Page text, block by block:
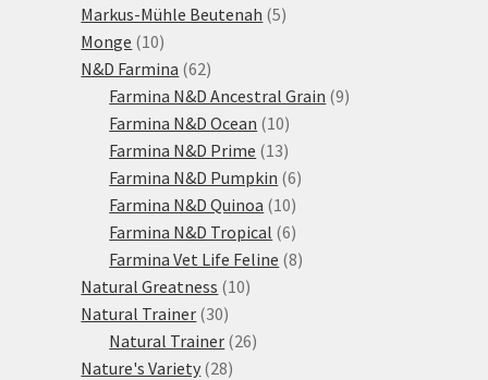
produktů
Markus-Mühle Beutenah 55
Monge 1010
produktů
N&D Farmina 6262
produktů
Farmina N&D Ancestral Grain 99
Farmina N&D Ocean 1010
produktů
Farmina N&D Prime 1313
produktů
Farmina N&D Pumpkin 66
Farmina N&D Quinoa 1010
produktů
Farmina N&D Tropical 66
produktů
Farmina Vet Life Feline 88
Natural Greatness 1010
Natural Trainer 3030
produktů
Natural Trainer 2626
Nature's Variety 2828